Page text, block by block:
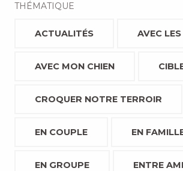
THÉMATIQUE
ACTUALITÉS AVEC
AVEC MON CHIEN
CROQUER NOTRE TERROIR
EN COUPLE EN
EN GROUPE ENTRE